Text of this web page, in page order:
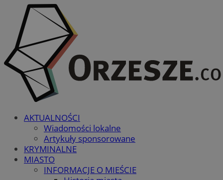
AKTUALNOŚCI
Wiadomości lokalne
Artykuły sponsorowane
KRYMINALNE
MIASTO
INFORMACJE O MIEŚCIE